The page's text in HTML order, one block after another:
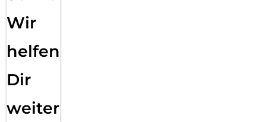
Wir
helfen
Dir
weiter